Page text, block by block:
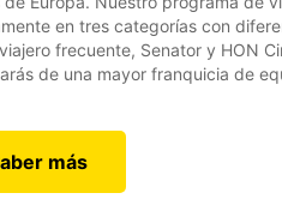
en tres categorías con
frecuente, Senator y HON
de una mayor franquicia de
más